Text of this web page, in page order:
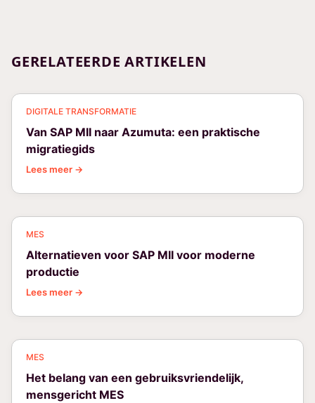
GERELATEERDE ARTIKELEN
DIGITALE TRANSFORMATIE
Van SAP MII naar Azumuta: een praktische
migratiegids
Lees meer →
MES
Alternatieven voor SAP MII voor moderne
productie
Lees meer →
MES
Het belang van een gebruiksvriendelijk,
mensgericht MES